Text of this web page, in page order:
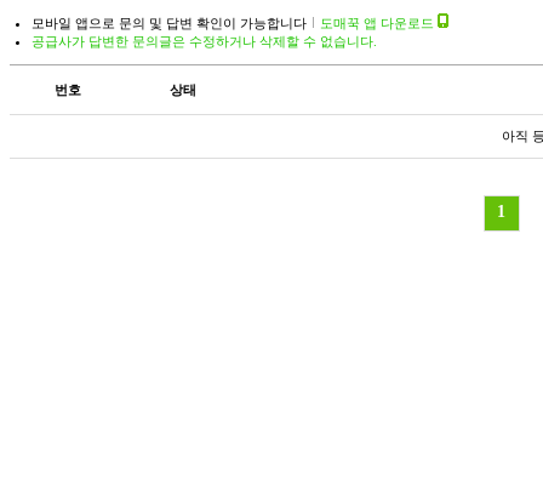
모바일 앱으로 문의 및 답변 확인이 가능합니다
도매꾹 앱 다운로드
공급사가 답변한 문의글은 수정하거나 삭제할 수 없습니다.
번호 상태
아직
1